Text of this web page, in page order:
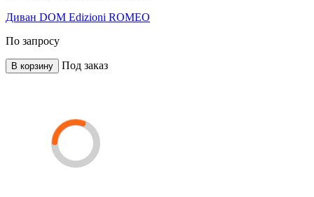
Диван DOM Edizioni ROMEO
По запросу
В корзину Под заказ